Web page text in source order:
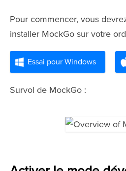
Pour commencer, vous
installer MockGo sur votre
Essai pour Windows
Survol de MockGo :